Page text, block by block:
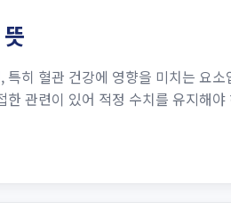
히 혈관 건강에 영향을 미치는 요
관련이 있어 적정 수치를 유지해